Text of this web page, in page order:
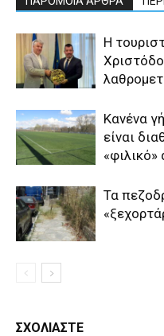
Η
Κανένα
είναι
Τα
ΣΧΟΛΙΑΣΤΕ